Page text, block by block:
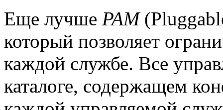
Еще лучше PAM
который позволяет
каждой службе. Все
каталоге, содержащем